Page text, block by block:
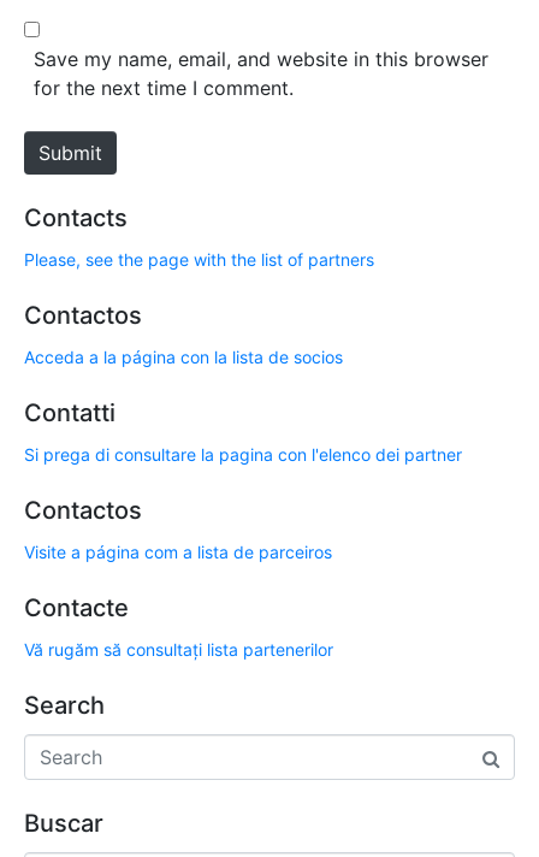
*
b
e
Save my name, email, and website in this browser
for the next time I comment.
Submit
Contacts
Please, see the page with the list of partners
Contactos
Acceda a la página con la lista de socios
Contatti
Si prega di consultare la pagina con l'elenco dei partner
Contactos
Visite a página com a lista de parceiros
Contacte
Vă rugăm să consultați lista partenerilor
Search
Buscar